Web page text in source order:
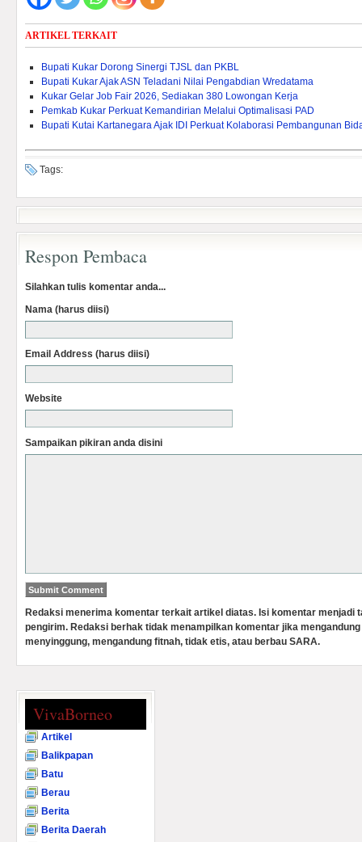
ARTIKEL TERKAIT
Bupati Kukar Dorong Sinergi TJSL dan PKBL
Bupati Kukar Ajak ASN Teladani Nilai Pengabdian Wredatama
Kukar Gelar Job Fair 2026, Sediakan 380 Lowongan Kerja
Pemkab Kukar Perkuat Kemandirian Melalui Optimalisasi PAD ‎
Bupati Kutai Kartanegara Ajak IDI Perkuat Kolaborasi Pembangunan
Tags:
Respon Pembaca
Silahkan tulis komentar anda...
Nama (harus diisi)
Email Address (harus diisi)
Website
Sampaikan pikiran anda disini
Redaksi menerima komentar terkait artikel diatas. Isi komentar menjadi
pengirim. Redaksi berhak tidak menampilkan komentar jika
menyinggung, mengandung fitnah, tidak etis, atau berbau SARA.
VivaBorneo
Artikel
Balikpapan
Batu
Berau
Berita
Berita Daerah